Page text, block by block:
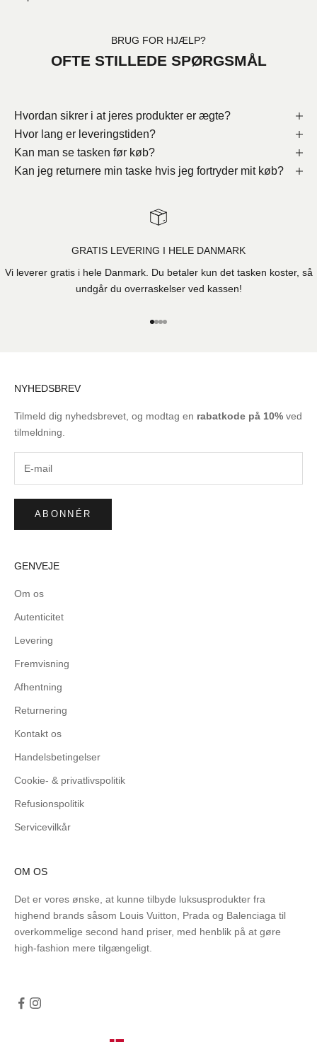
BRUG FOR HJÆLP?
OFTE STILLEDE SPØRGSMÅL
Hvordan sikrer i at jeres produkter er ægte?
Hvor lang er leveringstiden?
Kan man se tasken før køb?
Kan jeg returnere min taske hvis jeg fortryder mit køb?
GRATIS LEVERING I HELE DANMARK
Vi leverer gratis i hele Danmark. Du betaler kun det tasken koster, så
undgår du overraskelser ved kassen!
Gå til element 1
Gå til element 2
Gå til element 3
Gå til element 4
NYHEDSBREV
Tilmeld dig nyhedsbrevet, og modtag en rabatkode på 10% ved
tilmeldning.
ABONNÉR
GENVEJE
Om os
Autenticitet
Levering
Fremvisning
Afhentning
Returnering
Kontakt os
Handelsbetingelser
Cookie- & privatlivspolitik
Refusionspolitik
Servicevilkår
OM OS
Det er vores ønske, at kunne tilbyde luksusprodukter fra
highend brands såsom Louis Vuitton, Prada og Balenciaga til
overkommelige second hand priser, med henblik på at gøre
high-fashion mere tilgængeligt.